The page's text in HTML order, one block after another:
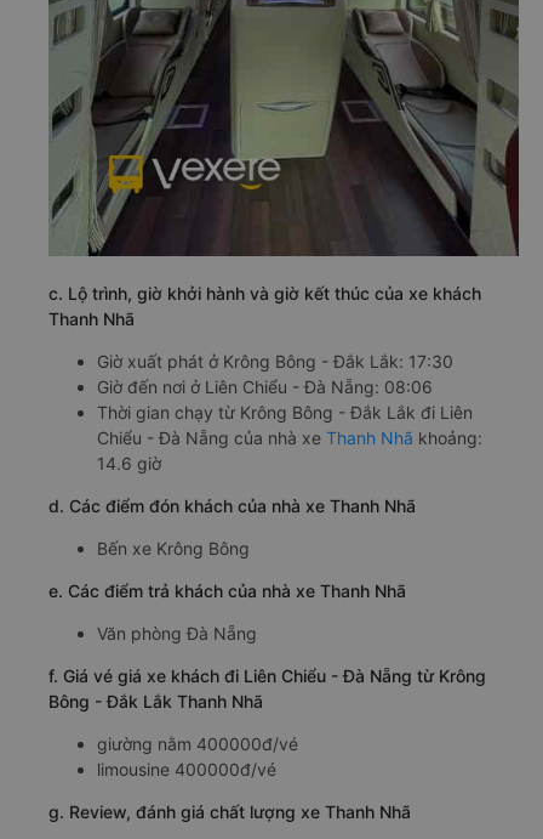
c. Lộ trình, giờ khởi hành và giờ kết thúc của xe khách
Thanh Nhã
Giờ xuất phát ở Krông Bông - Đắk Lắk: 17:30
Giờ đến nơi ở Liên Chiểu - Đà Nẵng: 08:06
Thời gian chạy từ Krông Bông - Đắk Lắk đi Liên
Chiểu - Đà Nẵng của nhà xe Thanh Nhã khoảng:
14.6 giờ
d. Các điểm đón khách của nhà xe Thanh Nhã
Bến xe Krông Bông
e. Các điểm trả khách của nhà xe Thanh Nhã
Văn phòng Đà Nẵng
f. Giá vé giá xe khách đi Liên Chiểu - Đà Nẵng từ Krông
Bông - Đắk Lắk Thanh Nhã
giường nằm 400000đ/vé
limousine 400000đ/vé
g. Review, đánh giá chất lượng xe Thanh Nhã